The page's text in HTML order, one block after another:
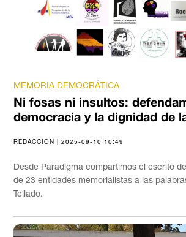
MEMORIA DEMOCRÁTICA
Ni fosas ni insultos:
democracia y la dignidad de
REDACCIÓN | 2025-09-10 10:49
Desde Paradigma compartimos el escrito
de 23 entidades memorialistas a las
Tellado.